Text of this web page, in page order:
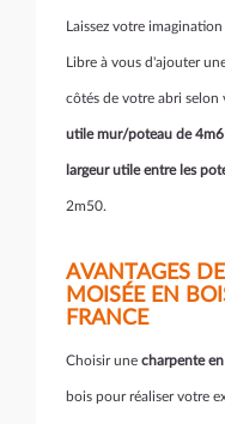
Laissez votre
Libre à vous d'ajouter
côtés de votre abri selon
utile mur/poteau de
largeur utile entre les
2m50.
AVANTAGES
MOISÉE EN
FRANCE
Choisir une charpente
bois pour réaliser votre